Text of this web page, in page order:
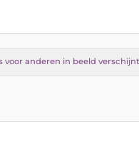
voor anderen in beeld verschijnt